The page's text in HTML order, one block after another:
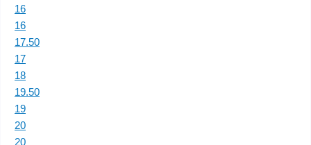
16
16
17.50
17
18
19.50
19
20
20